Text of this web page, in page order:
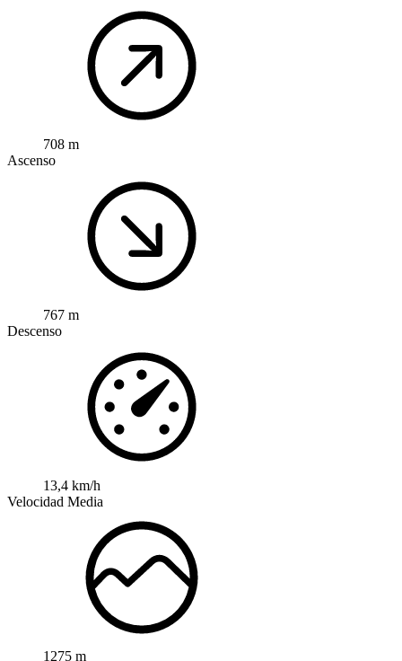
708 m
Ascenso
767 m
Descenso
13,4 km/h
Velocidad Media
1275 m